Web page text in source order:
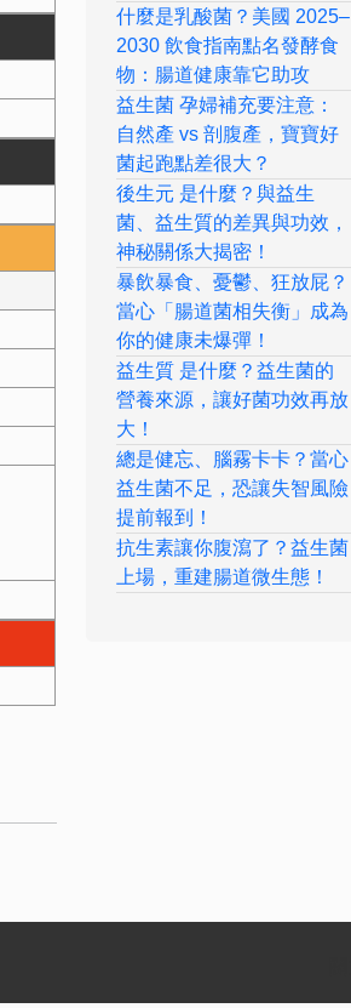
什麼是乳酸菌？美國 2025–
2030 飲食指南點名發酵食
物：腸道健康靠它助攻
益生菌 孕婦補充要注意：
自然產 vs 剖腹產，寶寶好
菌起跑點差很大？
後生元 是什麼？與益生
菌、益生質的差異與功效，
神秘關係大揭密！
暴飲暴食、憂鬱、狂放屁？
當心「腸道菌相失衡」成為
你的健康未爆彈！
益生質 是什麼？益生菌的
營養來源，讓好菌功效再放
大！
總是健忘、腦霧卡卡？當心
益生菌不足，恐讓失智風險
提前報到！
抗生素讓你腹瀉了？益生菌
上場，重建腸道微生態！